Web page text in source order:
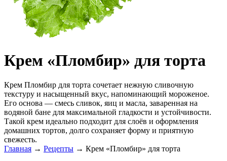
Крем «Пломбир» для торта
Крем Пломбир для торта сочетает нежную сливочную
текстуру и насыщенный вкус, напоминающий мороженое.
Его основа — смесь сливок, яиц и масла, заваренная на
водяной бане для максимальной гладкости и устойчивости.
Такой крем идеально подходит для слоёв и оформления
домашних тортов, долго сохраняет форму и приятную
свежесть.
Главная → Рецепты → Крем «Пломбир» для торта